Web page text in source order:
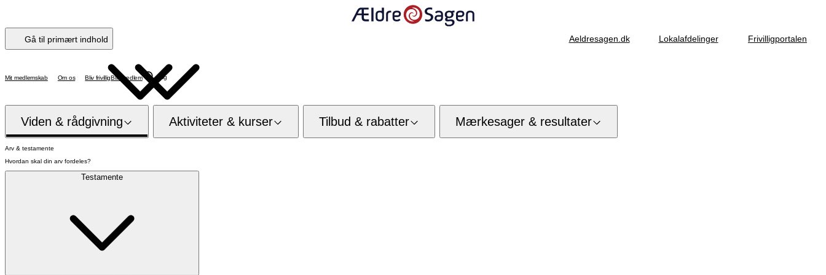
Gå til primært indhold Aeldresagen.dk Lokalafdelinger Frivilligportalen
Mit medlemskab Om os Bliv frivilligBliv medlem Søg
Viden & rådgivning Aktiviteter & kurser Tilbud & rabatter Mærkesager & resultater
Arv & testamente
Hvordan skal din arv fordeles?
Testamente